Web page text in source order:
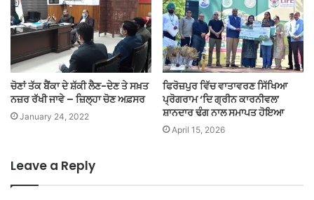
ਚੋਣਾਂ ਤੱਕ ਬੈਂਕਾ ਦੇ ਸ਼ੱਕੀ ਲੈਣ-ਦੇਣ ਤੇ ਸਖ਼ਤ
ਨਜ਼ਰ ਰੱਖੀ ਜਾਵੇ – ਜ਼ਿਲ੍ਹਾ ਚੋਣ ਅਫ਼ਸਰ
January 24, 2022
ਫਿਰੋਜ਼ਪੁਰ ਵਿੱਚ ਵਾਤਾਵਰਣ ਸਿੱਖਿਆ
ਪ੍ਰੋਗਰਾਮ ‘ਦਿ ਗ੍ਰੀਨ ਕਾਰਨੀਵਲ’
ਸ਼ਾਨਦਾਰ ਢੰਗ ਨਾਲ ਸਮਾਪਤ ਹੋਇਆ
April 15, 2026
Leave a Reply